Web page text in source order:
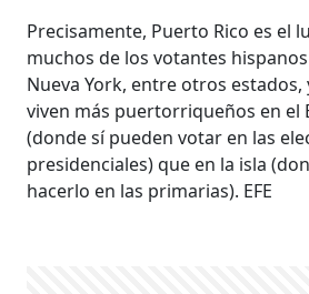
Precisamente, Puerto Rico es el
muchos de los votantes
Nueva York, entre otros estados,
viven más puertorriqueños en el
(donde sí pueden votar en las
presidenciales) que en la isla
hacerlo en las primarias). EFE